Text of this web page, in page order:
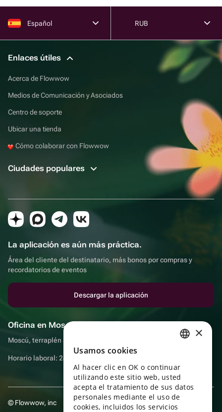
Español RUB
Enlaces útiles
Acerca de Flowwow
Medios de Comunicación y Asociados
Centro de soporte
Ubicar una tienda
Cómo colaborar con Flowwow
Ciudades populares
La aplicación es aún más práctica.
Área del cliente del destinatario, más bonos por compras y
recordatorios de eventos
Descargar la aplicación
Oficina en Moscú
Moscú, terraplén Sadovnicheskaya, 9, sala 2/3
Horario laboral: 24 horas
© Flowwow, inc
ENGLISH
UKRAINIAN
PORTUGUESE
×
Usamos cookies
Al hacer clic en OK o continuar
utilizando este sitio web, usted
acepta el tratamiento de sus datos
personales mediante el uso de
cookies, incluidos los servicios